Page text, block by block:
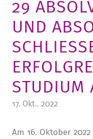
STURA
LADENCAFÉ
REGION UND
ALUMNI
MEDIATHEK
KARRIERE
29
UND
TUDIUM
17. Okt.. 2022
Am 16. Oktober